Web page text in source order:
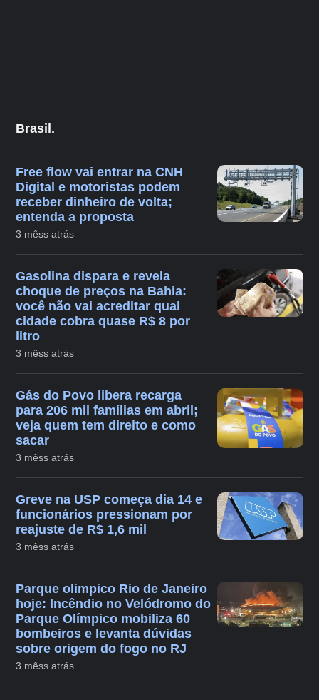
Brasil.
Free flow vai entrar na CNH
Digital e motoristas podem
receber dinheiro de volta;
entenda a proposta
3 mêss atrás
Gasolina dispara e revela
choque de preços na Bahia:
você não vai acreditar qual
cidade cobra quase R$ 8 por
litro
3 mêss atrás
Gás do Povo libera recarga
para 206 mil famílias em abril;
veja quem tem direito e como
sacar
3 mêss atrás
Greve na USP começa dia 14 e
funcionários pressionam por
reajuste de R$ 1,6 mil
3 mêss atrás
Parque olimpico Rio de Janeiro
hoje: Incêndio no Velódromo do
Parque Olímpico mobiliza 60
bombeiros e levanta dúvidas
sobre origem do fogo no RJ
3 mêss atrás